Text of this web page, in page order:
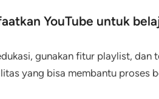
YouTube untuk
gunakan fitur playlist, dan
yang bisa membantu proses